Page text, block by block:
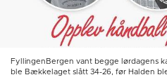
FyllingenBergen vant begge lørdagens
ble Bækkelaget slått 34-26, før Halden